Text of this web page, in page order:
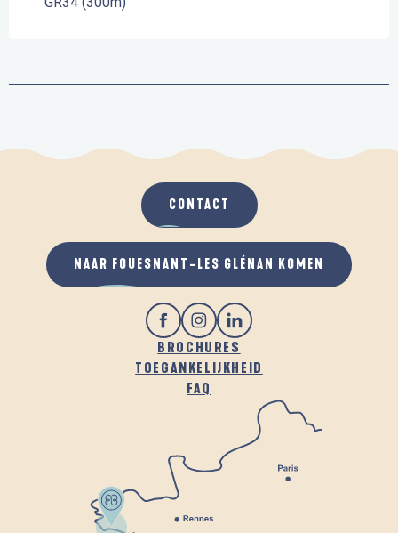
BROCHURES
TOEGANKELIJKHEID
FAQ
CONTACT
NAAR FOUESNANT-LES GLÉNAN KOMEN